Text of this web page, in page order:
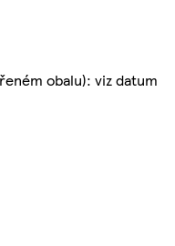
obalu): viz datum